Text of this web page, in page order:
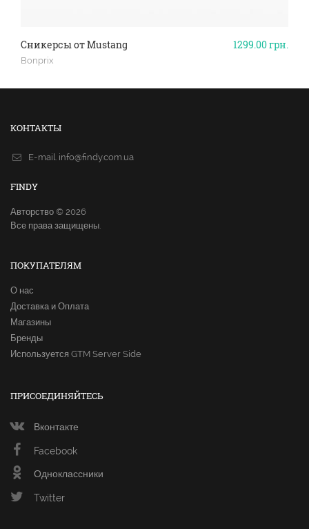
1299.00грн.
Сникерсы от Mustang
Bonprix
КОНТАКТЫ
E-mail. info@findy.com.ua
FINDY
Авторство © 2026
Все права защищены.
ПОКУПАТЕЛЯМ
О нас
Доставка и Оплата
Магазины
Бренды
Используется GTM Server Side
ПРИСОЕДИНЯЙТЕСЬ
Вконтакте
Facebook
Одноклассники
Twitter